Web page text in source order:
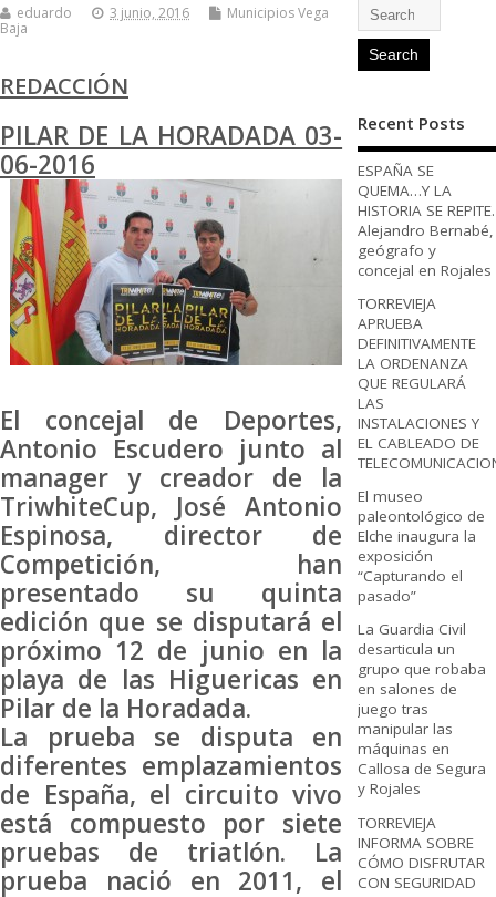
eduardo 3 junio, 2016
Municipios Vega
Baja
REDACCIÓN
PILAR DE LA HORADADA 03-
06-2016
El concejal de Deportes,
Antonio Escudero junto al
manager y creador de la
TriwhiteCup, José Antonio
Espinosa, director de
Competición, han
presentado su quinta
edición que se disputará el
próximo 12 de junio en la
playa de las Higuericas en
Pilar de la Horadada.
La prueba se disputa en
diferentes emplazamientos
de España, el circuito vivo
está compuesto por siete
pruebas de triatlón. La
prueba nació en 2011, el
Recent Posts
ESPAÑA SE
QUEMA…Y LA
HISTORIA SE REPITE.
Alejandro Bernabé,
geógrafo y
concejal en Rojales
TORREVIEJA
APRUEBA
DEFINITIVAMENTE
LA ORDENANZA
QUE REGULARÁ
LAS
INSTALACIONES Y
EL CABLEADO DE
El museo
paleontológico de
Elche inaugura la
exposición
“Capturando el
pasado”
La Guardia Civil
desarticula un
grupo que robaba
en salones de
juego tras
manipular las
máquinas en
Callosa de Segura
y Rojales
TORREVIEJA
INFORMA SOBRE
CÓMO DISFRUTAR
CON SEGURIDAD